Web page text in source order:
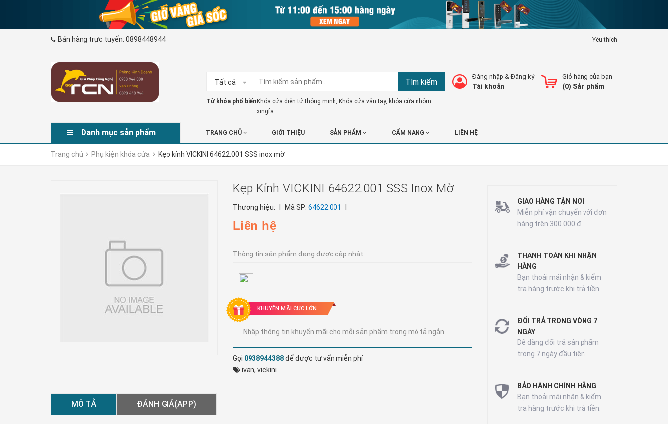
Bán hàng trực tuyến: 0898448944 Yêu thích
Tất cả Tìm kiếm
Từ khóa phổ biến:Khóa cửa điện tử thông minh, Khóa cửa vân tay, khóa cửa nhôm
xingfa
Giỏ hàng của bạn
(0) Sản phẩm
Đăng nhập &Đăng ký
Tài khoản
Danh mục sản phẩm TRANG CHỦ GIỚI THIỆU SẢN PHẨM CẨM NANG LIÊN HỆ
Trang chủ Phụ kiện khóa cửa Kẹp kính VICKINI 64622.001 SSS inox mờ
Kẹp Kính VICKINI 64622.001 SSS Inox Mờ
Thương hiệu: Mã SP: 64622.001
Liên hệ
Thông tin sản phẩm đang được cập nhật
KHUYẾN MÃI CỰC LỚN
Nhập thông tin khuyến mãi cho mỗi sản phẩm trong mô tả ngắn
Gọi 0938944388để được tư vấn miễn phí
ivan, vickini
MÔ TẢ ĐÁNH GIÁ(APP)
GIAO HÀNG TẬN NƠI
Miễn phí vận chuyển với đơn
hàng trên 300.000 đ.
THANH TOÁN KHI NHẬN
HÀNG
Bạn thoải mái nhận & kiểm
tra hàng trước khi trả tiền.
ĐỔI TRẢ TRONG VÒNG 7
NGÀY
Dễ dàng đổi trả sản phẩm
trong 7 ngày đầu tiên
BẢO HÀNH CHÍNH HÃNG
Bạn thoải mái nhận & kiểm
tra hàng trước khi trả tiền.